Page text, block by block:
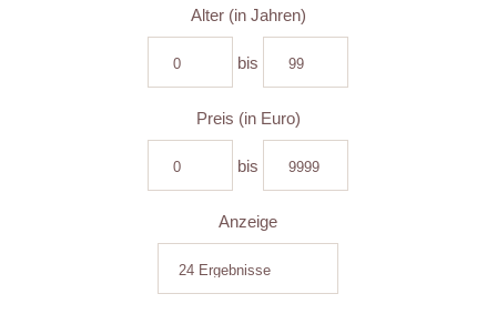
Alter (in Jahren)
bis
Preis (in Euro)
bis
Anzeige